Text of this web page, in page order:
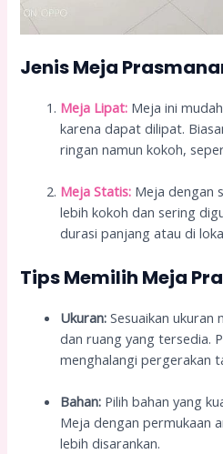
Jenis Meja
Meja Lipat: Meja ini
karena dapat dilipat.
ringan namun kokoh,
Meja Statis: Meja dengan
lebih kokoh dan sering
durasi panjang atau di
Tips Memilih Meja
Ukuran: Sesuaikan ukuran
dan ruang yang tersedia.
menghalangi pergerakan
Bahan: Pilih bahan yang
Meja dengan permukaan
lebih disarankan.